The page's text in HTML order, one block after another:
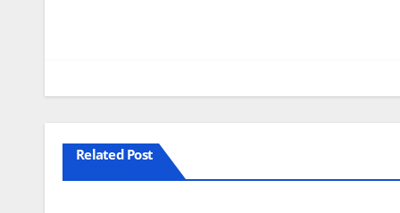
Related Post